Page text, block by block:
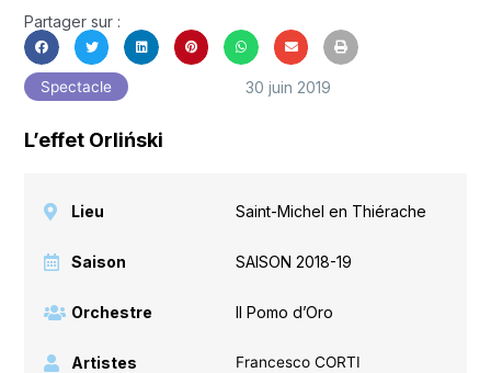
Partager sur :
Spectacle 30 juin 2019
L’effet Orliński
Lieu Saint-Michel en Thiérache
Saison SAISON 2018-19
Orchestre Il Pomo d’Oro
Artistes
Francesco CORTI